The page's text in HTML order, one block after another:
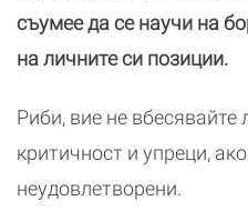
съумее да се научи на
на личните си позиции.
Риби, вие не
критичност и упреци,
неудовлетворени.